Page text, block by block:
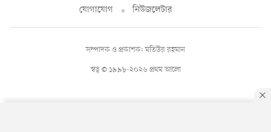
যোগাযোগ
নিউজলেটার
স্বত্ব © ১৯৯৮-২০২৬ প্রথম আলো
সম্পাদক ও প্রকাশক: মতিউর রহমান